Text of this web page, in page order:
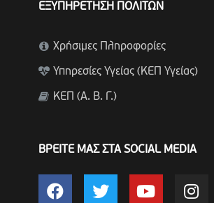
ΕΞΥΠΗΡΕΤΗΣΗ ΠΟΛΙΤΩΝ
Χρήσιμες Πληροφορίες
Υπηρεσίες Υγείας (ΚΕΠ Υγείας)
ΚΕΠ (Α. Β. Γ.)
ΒΡΕΙΤΕ ΜΑΣ ΣΤΑ SOCIAL MEDIA